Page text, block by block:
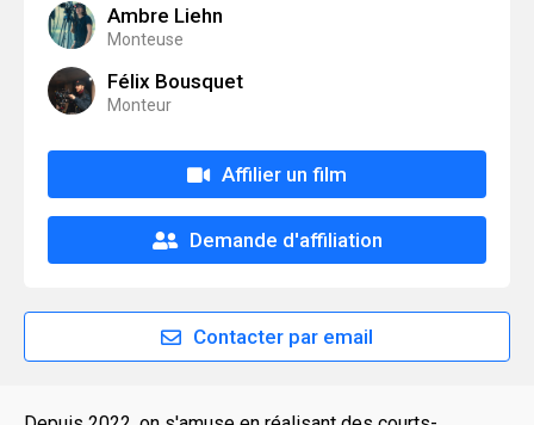
Ambre Liehn
Monteuse
Félix Bousquet
Monteur
Affilier un film
Demande d'affiliation
Contacter par email